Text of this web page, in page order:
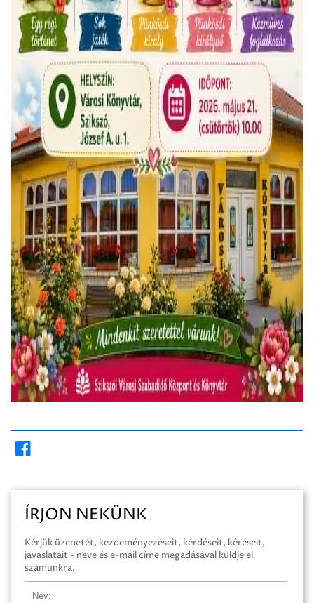
ÍRJON NEKÜNK
Kérjük üzenetét, kezdeményezéseit, kérdéseit, kéréseit,
javaslatait - neve és e-mail címe megadásával küldje el
számunkra.